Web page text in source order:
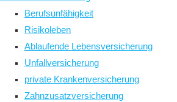
Berufsunfähigkeit
Risikoleben
Ablaufende Lebensversicherung
Unfallversicherung
private Krankenversicherung
Zahnzusatzversicherung